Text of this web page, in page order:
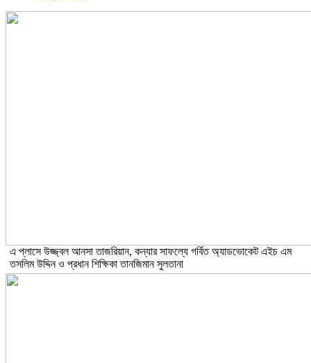
এ প্লাসে উজ্জ্বল আনসা তাজরিয়ান, কন্যার সাফল্যে গর্বিত অ্যাডভোকেট এইচ এম
তসলিম উদ্দিন ও প্রধান শিক্ষিকা তানজিমান সুলতানা